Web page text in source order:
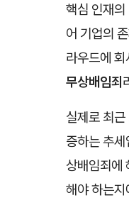
핵심 인재
어 기업의
라우드에
무상배임죄
실제로 최
증하는 추
상배임죄에
해야 하는